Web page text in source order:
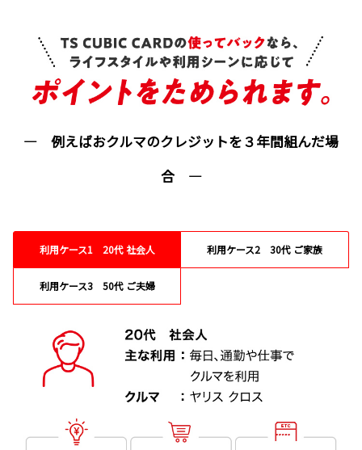
― 例えばおクルマのクレジットを３年間組んだ場
合 ―
利用ケース1 20代 社会人 利用ケース2 30代 ご家族
利用ケース3 50代 ご夫婦